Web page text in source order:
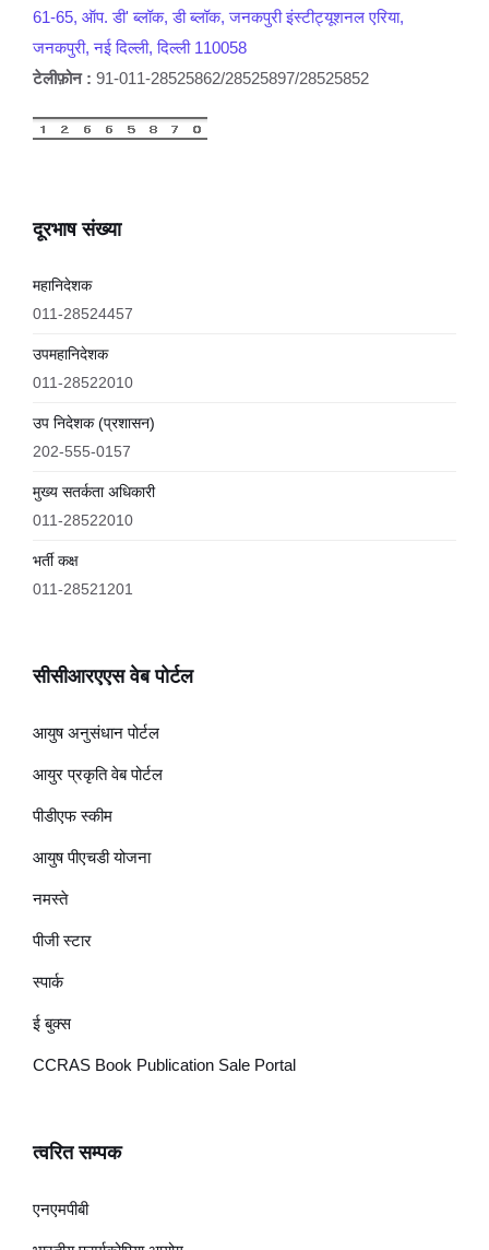
61-65, ऑप. डी' ब्लॉक, डी ब्लॉक, जनकपुरी इंस्टीट्यूशनल एरिया,
जनकपुरी, नई दिल्ली, दिल्ली 110058
टेलीफ़ोन : 91-011-28525862/28525897/28525852
दूरभाष संख्या
महानिदेशक
011-28524457
उपमहानिदेशक
011-28522010
उप निदेशक (प्रशासन)
202-555-0157
मुख्य सतर्कता अधिकारी
011-28522010
भर्ती कक्ष
011-28521201
सीसीआरएएस वेब पोर्टल
आयुष अनुसंधान पोर्टल
आयुर प्रकृति वेब पोर्टल
पीडीएफ स्कीम
आयुष पीएचडी योजना
नमस्ते
पीजी स्टार
स्पार्क
ई बुक्स
CCRAS Book Publication Sale Portal
त्वरित सम्पक
एनएमपीबी